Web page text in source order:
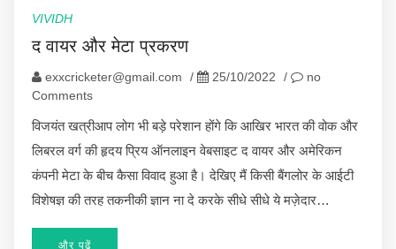
VIVIDH
द वायर और मेटा प्रकरण
exxcricketer@gmail.com / 25/10/2022 /
no
Comments
विजयंत खत्रीआप लोग भी बड़े परेशान होंगे कि आखिर भारत की वोक और
लिबरल वर्ग की हृदय प्रिय ऑनलाइन वेबसाइट द वायर और अमेरिकन
कंपनी मेटा के बीच कैसा विवाद हुआ है। देखिए मैं किसी बैंगलोर के आईटी
विशेषज्ञ की तरह तकनीकी ज्ञान ना दे करके सीधे सीधे ये मज़ेदार…
और पढ़ें